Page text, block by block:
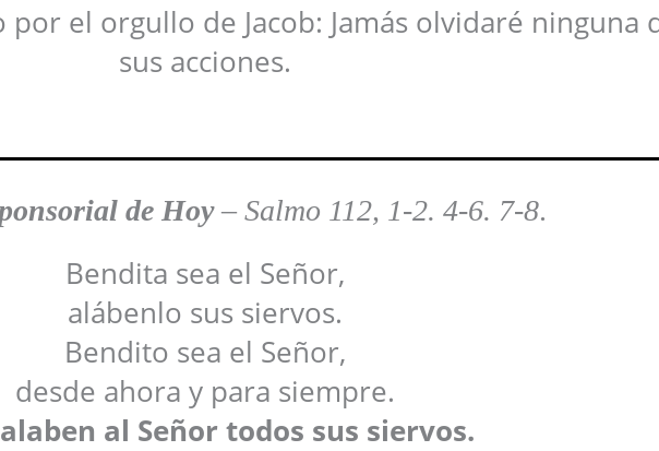
por el orgullo de Jacob: Jamás olvidaré ninguna
sus acciones.
de Hoy –Salmo 112, 1-2. 4-6. 7-8.
Bendita sea el Señor,
alábenlo sus siervos.
Bendito sea el Señor,
desde ahora y para siempre.
al Señor todos sus siervos.